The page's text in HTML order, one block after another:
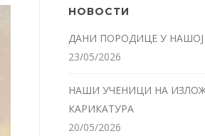
НОВОСТИ
ДАНИ ПОРОДИЦЕ У
23/05/2026
НАШИ УЧЕНИЦИ НА
КАРИКАТУРА
20/05/2026